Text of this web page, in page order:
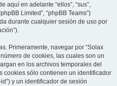
aquí en adelante “ellos”, “sus”,
Limited”, “phpBB Teams”)
durante cualquier sesión de uso por
Primeramente, navegar por “Solax
de cookies, las cuales son un
en los archivos temporales del
cookies sólo contienen un identificador
y un identificador de sesión